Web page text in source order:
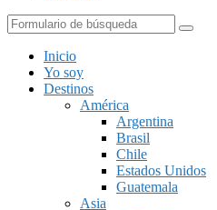
Buscar
Inicio
Yo soy
Destinos
América
Argentina
Brasil
Chile
Estados Unidos
Guatemala
Asia